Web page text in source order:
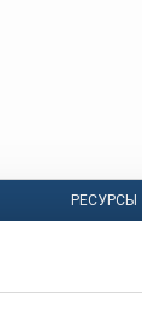
РЕСУРСЫ